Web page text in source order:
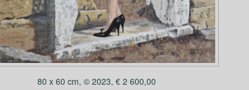
80 x 60 cm, © 2023, € 2 600,00